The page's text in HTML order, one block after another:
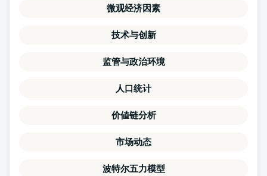
微观经济因素
技术与创新
监管与政治环境
人口统计
价値链分析
市场动态
波特尔五力模型